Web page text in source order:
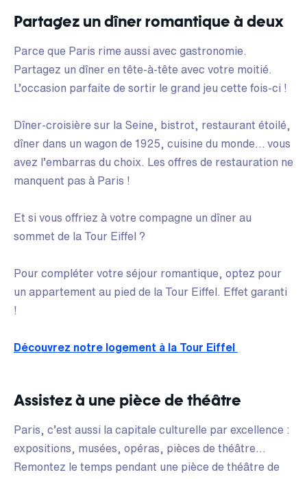
Partagez un dîner romantique à deux
Parce que Paris rime aussi avec gastronomie.
Partagez un dîner en tête-à-tête avec votre moitié.
L’occasion parfaite de sortir le grand jeu cette fois-ci !
Dîner-croisière sur la Seine, bistrot, restaurant étoilé,
dîner dans un wagon de 1925, cuisine du monde… vous
avez l’embarras du choix. Les offres de restauration ne
manquent pas à Paris !
Et si vous offriez à votre compagne un dîner au
sommet de la Tour Eiffel ?
Pour compléter votre séjour romantique, optez pour
un appartement au pied de la Tour Eiffel. Effet garanti
!
Découvrez notre logement à la Tour Eiffel
Assistez à une pièce de théâtre
Paris, c’est aussi la capitale culturelle par excellence :
expositions, musées, opéras, pièces de théâtre...
Remontez le temps pendant une pièce de théâtre de